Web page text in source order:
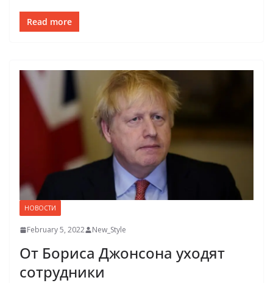
Read more
НОВОСТИ
February 5, 2022 New_Style
От Бориса Джонсона уходят
сотрудники